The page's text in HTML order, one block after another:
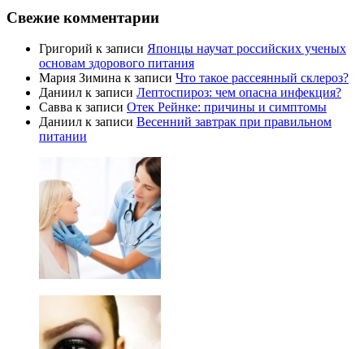
Свежие комментарии
Григорий к записи Японцы научат российских ученых
основам здорового питания
Мария Зимина к записи Что такое рассеянный склероз?
Даниил к записи Лептоспироз: чем опасна инфекция?
Савва к записи Отек Рейнке: причины и симптомы
Даниил к записи Весенний завтрак при правильном
питании